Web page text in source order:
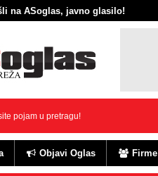
na ASoglas, javno glasilo!
Objavi Oglas Firme